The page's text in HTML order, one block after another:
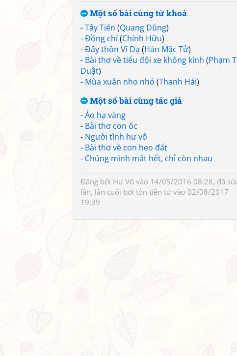
Một số bài cùng từ khoá
-Tây Tiến (Quang Dũng)
-Đồng chí(Chính Hữu)
-Đây thôn Vĩ Dạ (Hàn Mặc Tử)
- Bài thơ về tiểu đội xe không kính (Phạm
Duật)
- Mùa xuân nho nhỏ (Thanh Hải)
Một số bài cùng tác giả
-Áo hạ vàng
- Bài thơ con ốc
- Người tình hư vô
- Bài thơ về con heo đất
- Chúng mình mất hết, chỉ còn nhau
Đăng bởi Hư Vô vào 14/05/2016 08:28, đã
lần, lần cuối bởi tôn tiền tửvào 02/08/2017
19:39